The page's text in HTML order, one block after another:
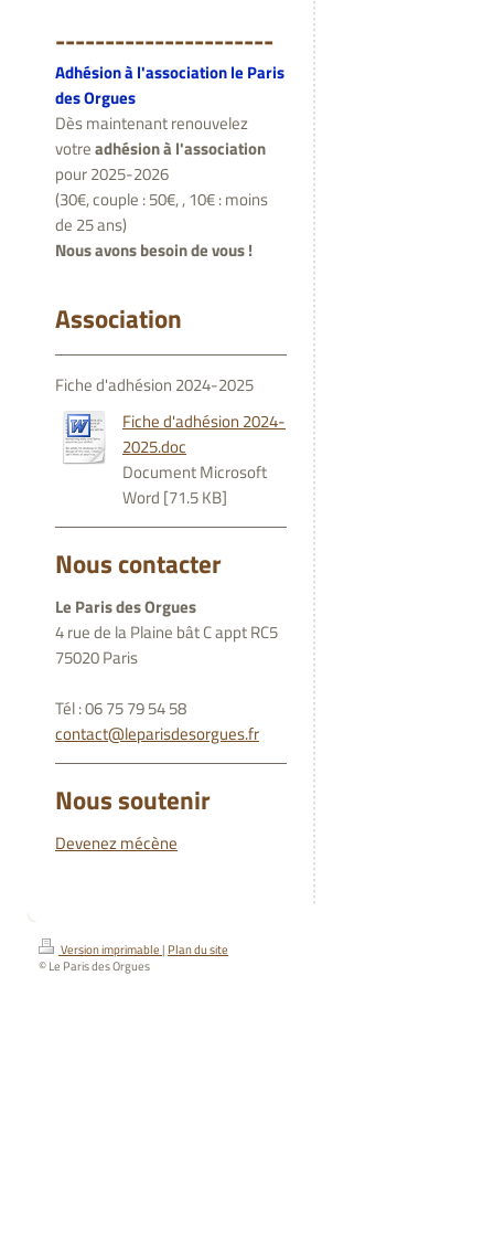
----------------------
Adhésion à l'association le Paris
des Orgues
Dès maintenant renouvelez
votreadhésion à l'association
pour 2025-2026
(30€, couple : 50€, , 10€ : moins
de 25 ans)
Nous avons besoin de vous !
Association
Fiche d'adhésion 2024-2025
Fiche d'adhésion 2024-
2025.doc
Document Microsoft
Word [71.5 KB]
Nous contacter
Le Paris des Orgues
4 rue de la Plaine bât C appt RC5
75020 Paris
Tél : 06 75 79 54 58
contact@leparisdesorgues.fr
Nous soutenir
Devenez mécène
Version imprimable | Plan du site
© Le Paris des Orgues